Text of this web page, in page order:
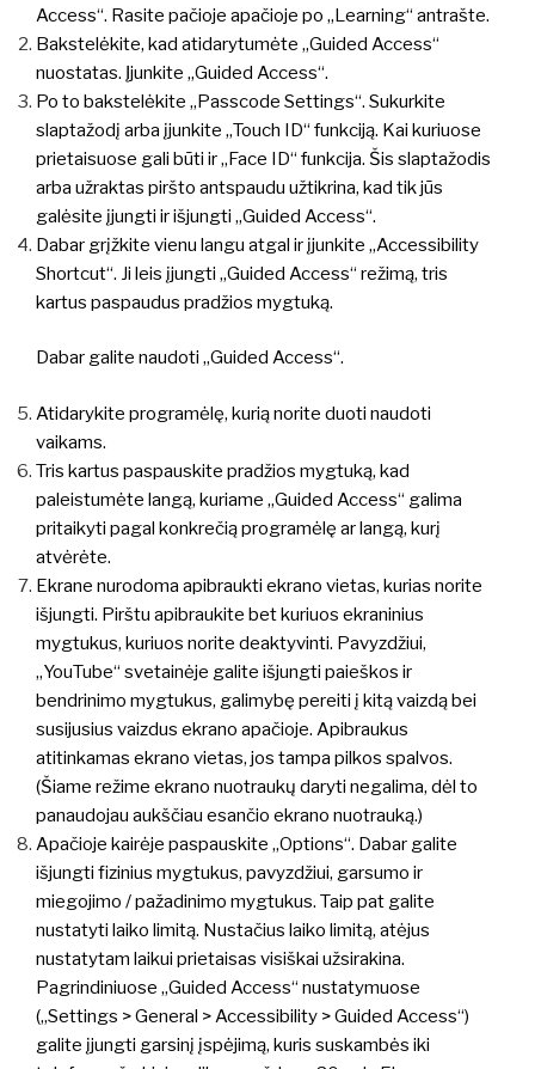
Access“. Rasite pačioje apačioje po „Learning“ antrašte.
Bakstelėkite, kad atidarytumėte „Guided Access“
nuostatas. Įjunkite „Guided Access“.
Po to bakstelėkite „Passcode Settings“. Sukurkite
slaptažodį arba įjunkite „Touch ID“ funkciją. Kai kuriuose
prietaisuose gali būti ir „Face ID“ funkcija. Šis slaptažodis
arba užraktas piršto antspaudu užtikrina, kad tik jūs
galėsite įjungti ir išjungti „Guided Access“.
Dabar grįžkite vienu langu atgal ir įjunkite „Accessibility
Shortcut“. Ji leis įjungti „Guided Access“ režimą, tris
kartus paspaudus pradžios mygtuką.
Dabar galite naudoti „Guided Access“.
Atidarykite programėlę, kurią norite duoti naudoti
vaikams.
Tris kartus paspauskite pradžios mygtuką, kad
paleistumėte langą, kuriame „Guided Access“ galima
pritaikyti pagal konkrečią programėlę ar langą, kurį
atvėrėte.
Ekrane nurodoma apibraukti ekrano vietas, kurias norite
išjungti. Pirštu apibraukite bet kuriuos ekraninius
mygtukus, kuriuos norite deaktyvinti. Pavyzdžiui,
„YouTube“ svetainėje galite išjungti paieškos ir
bendrinimo mygtukus, galimybę pereiti į kitą vaizdą bei
susijusius vaizdus ekrano apačioje. Apibraukus
atitinkamas ekrano vietas, jos tampa pilkos spalvos.
(Šiame režime ekrano nuotraukų daryti negalima, dėl to
panaudojau aukščiau esančio ekrano nuotrauką.)
Apačioje kairėje paspauskite „Options“. Dabar galite
išjungti fizinius mygtukus, pavyzdžiui, garsumo ir
miegojimo / pažadinimo mygtukus. Taip pat galite
nustatyti laiko limitą. Nustačius laiko limitą, atėjus
nustatytam laikui prietaisas visiškai užsirakina.
Pagrindiniuose „Guided Access“ nustatymuose
(„Settings > General > Accessibility > Guided Access“)
galite įjungti garsinį įspėjimą, kuris suskambės iki